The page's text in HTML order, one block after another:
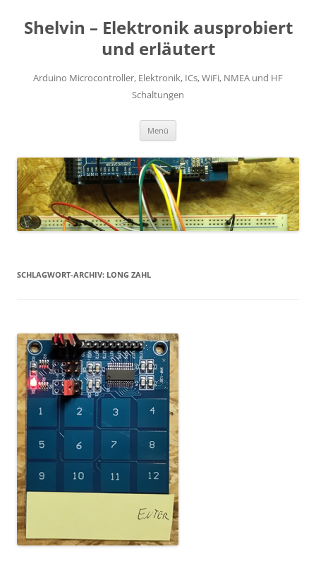
springen
Shelvin – Elektronik ausprobiert
und erläutert
Arduino Microcontroller, Elektronik, ICs, WiFi, NMEA und HF
Schaltungen
Menü
SCHLAGWORT-ARCHIV: LONG ZAHL